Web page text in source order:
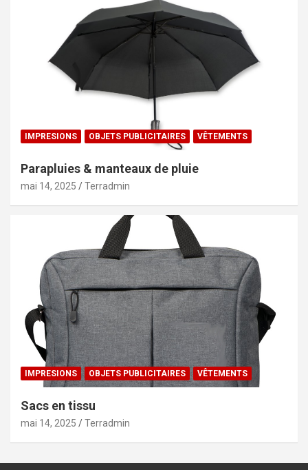
IMPRESIONS OBJETS PUBLICITAIRES VÊTEMENTS
Parapluies & manteaux de pluie
mai 14, 2025 Terradmin
IMPRESIONS OBJETS PUBLICITAIRES VÊTEMENTS
Sacs en tissu
mai 14, 2025 Terradmin